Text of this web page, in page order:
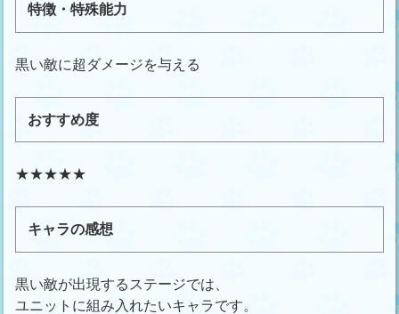
特徴・特殊能力
黒い敵に超ダメージを与える
おすすめ度
★★★★★
キャラの感想
黒い敵が出現するステージでは、
ユニットに組み入れたいキャラです。